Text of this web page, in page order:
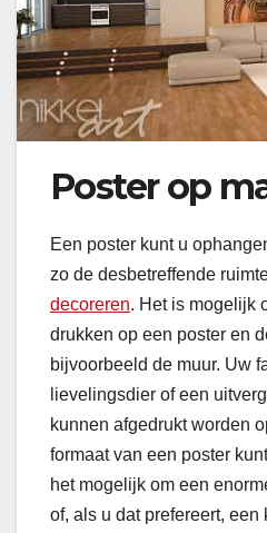
Poster op
Een poster kunt u
zo de desbetreffende
decoreren. Het is mogelijk
drukken op een poster en
bijvoorbeeld de muur. Uw
lievelingsdier of een
kunnen afgedrukt worden
formaat van een poster
het mogelijk om een
of, als u dat prefereert, een